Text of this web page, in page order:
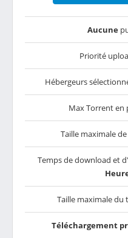
Aucune
Priorité
Hébergeurs
Max Torrent en
Taille maximale
Temps de download et
Taille maximale du
Téléchargement